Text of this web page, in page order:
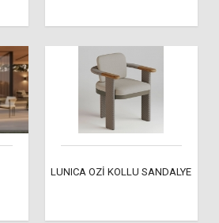
LUNICA OZİ KOLLU SANDALYE